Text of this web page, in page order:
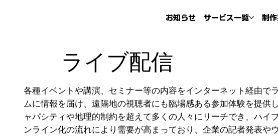
お知らせ サービス一覧 制
ライブ配信
各種イベントや講演、セミナー等の内容をインターネット経由で
ムに情報を届け、遠隔地の視聴者にも臨場感ある参加体験を提供し
ャパシティや地理的制約を超えて多くの人々にリーチでき、ハ
ンライン化の流れにより需要が高まっており、企業の記者発表